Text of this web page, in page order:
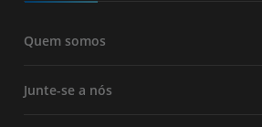
Quem somos
Junte-se a nós